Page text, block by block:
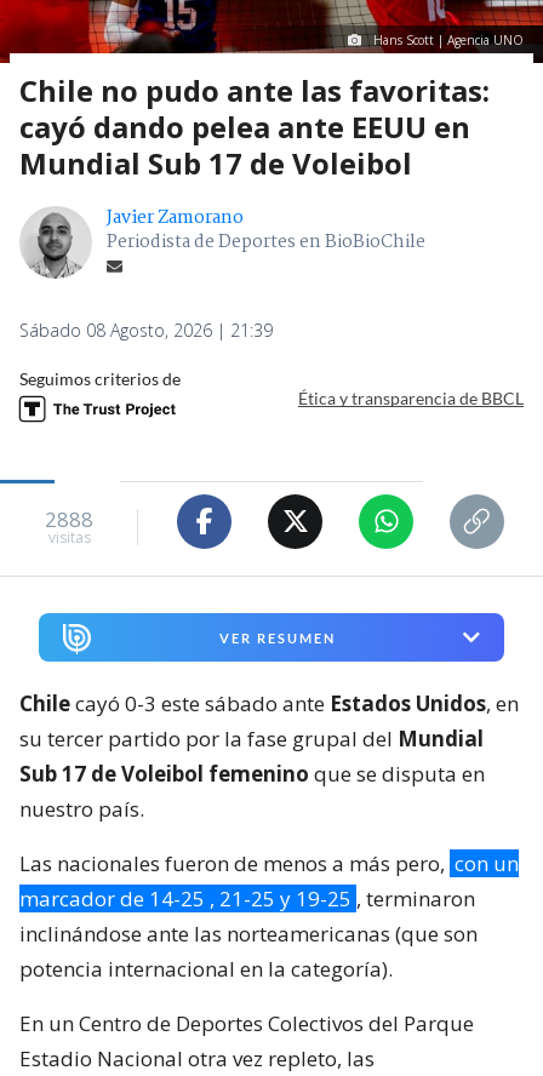
Hans Scott | Agencia UNO
Chile no pudo ante las favoritas:
cayó dando pelea ante EEUU en
Mundial Sub 17 de Voleibol
Javier Zamorano
Periodista de Deportes en BioBioChile
Sábado 08 Agosto, 2026 | 21:39
Seguimos criterios de
Ética y transparencia de BBCL
2888
visitas
VER RESUMEN
Chilecayó 0-3 este sábado ante Estados Unidos, en
su tercer partido por la fase grupal del Mundial
Sub 17 de Voleibol femenino que se disputa en
nuestro país.
Las nacionales fueron de menos a más pero, con un
marcador de 14-25 , 21-25 y 19-25 , terminaron
inclinándose ante las norteamericanas (que son
potencia internacional en la categoría).
En un Centro de Deportes Colectivos del Parque
Estadio Nacional otra vez repleto, las